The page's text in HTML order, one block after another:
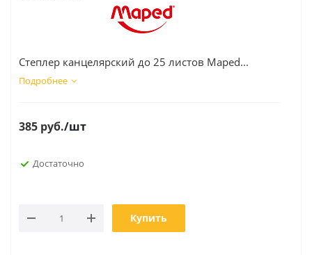
Степлер канцелярский до 25 листов Maped...
Подробнее
385 руб./шт
Достаточно
Купить